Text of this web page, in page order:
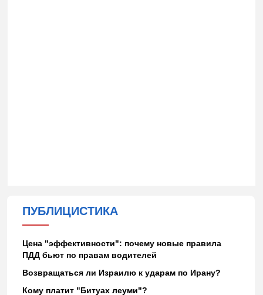
ПУБЛИЦИСТИКА
Цена "эффективности": почему новые правила
ПДД бьют по правам водителей
Возвращаться ли Израилю к ударам по Ирану?
Кому платит "Битуах леуми"?